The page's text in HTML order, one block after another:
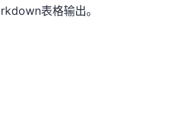
表格输出。